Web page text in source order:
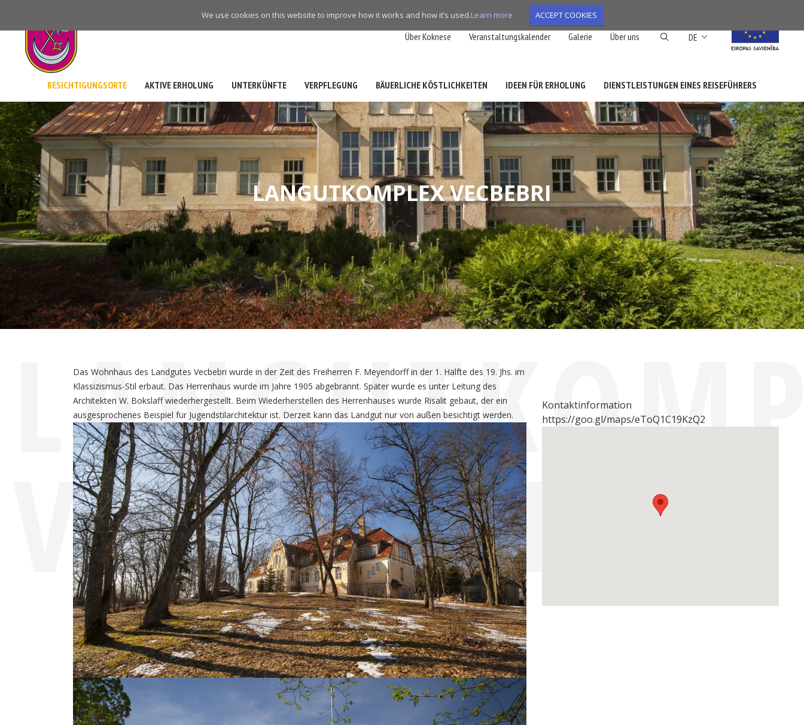
We use cookies on this website to improve how it works and how it’s used.Learn more ACCEPT COOKIES
navigation
DE Weitere Aktionen
Über Koknese Veranstaltungskalender Galerie Über uns
BESICHTIGUNGSORTE AKTIVE ERHOLUNG UNTERKÜNFTE VERPFLEGUNG BÄUERLICHE KÖSTLICHKEITEN IDEEN FÜR ERHOLUNG DIENSTLEISTUNGEN EINES REISEFÜHRERS
LANGUTKOMPLEX VECBEBRI
VECBEBRI
Das Wohnhaus des Landgutes Vecbebri wurde in der Zeit des Freiherren F. Meyendorff in der 1. Hälfte des 19. Jhs. im
Klassizismus-Stil erbaut. Das Herrenhaus wurde im Jahre 1905 abgebrannt. Später wurde es unter Leitung des
Architekten W. Bokslaff wiederhergestellt. Beim Wiederherstellen des Herrenhauses wurde Risalit gebaut, der ein
ausgesprochenes Beispiel für Jugendstilarchitektur ist. Derzeit kann das Landgut nur von außen besichtigt werden.
Kontaktinformation
https://goo.gl/maps/eToQ1C19KzQ2